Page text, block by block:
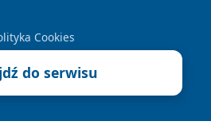
Cookies
do serwisu